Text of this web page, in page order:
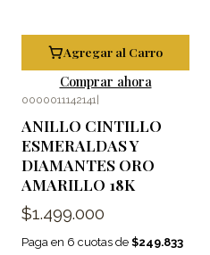
Agregar al Carro
Comprar ahora
0000011142141 |
ANILLO CINTILLO
ESMERALDAS Y
DIAMANTES ORO
AMARILLO 18K
$1.499.000
Paga en 6 cuotas de $249.833